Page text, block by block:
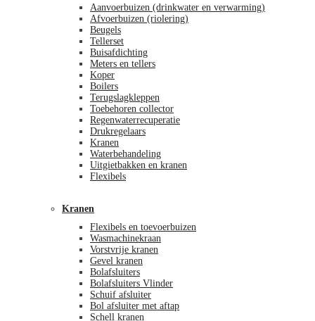
Aanvoerbuizen (drinkwater en verwarming)
Afvoerbuizen (riolering)
Beugels
Tellerset
Buisafdichting
Meters en tellers
Koper
Boilers
Terugslagkleppen
Toebehoren collector
Regenwaterrecuperatie
Drukregelaars
Kranen
Waterbehandeling
Uitgietbakken en kranen
Flexibels
Kranen
Flexibels en toevoerbuizen
Wasmachinekraan
Vorstvrije kranen
Gevel kranen
Bolafsluiters
Bolafsluiters Vlinder
Schuif afsluiter
Bol afsluiter met aftap
Schell kranen